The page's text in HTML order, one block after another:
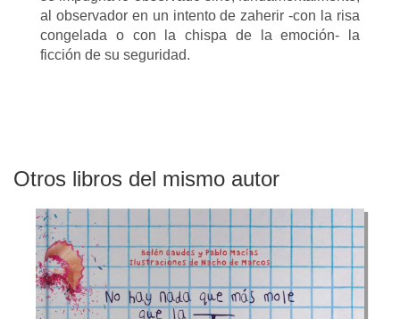
al observador en un intento de zaherir -con la risa
congelada o con la chispa de la emoción- la
ficción de su seguridad.
Otros libros del mismo autor